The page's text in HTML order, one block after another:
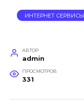
ИНТЕРНЕТ СЕРВИСЫ
АВТОР
admin
ПРОСМОТРОВ
331